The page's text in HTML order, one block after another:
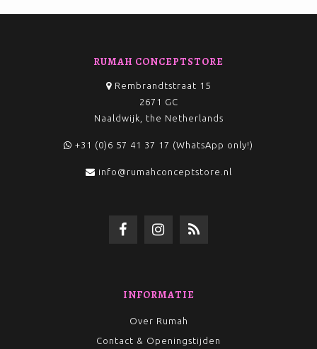
RUMAH CONCEPTSTORE
Rembrandtstraat 15
2671 GC
Naaldwijk, the Netherlands
+31 (0)6 57 41 37 17 (WhatsApp only!)
info@rumahconceptstore.nl
INFORMATIE
Over Rumah
Contact & Openingstijden